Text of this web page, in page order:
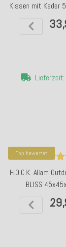
Kissen mit Keder
Top bewertet
H.O.C.K. Allam
BLISS